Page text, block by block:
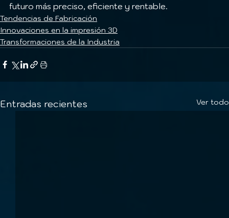
futuro más preciso, eficiente y rentable.
Tendencias de Fabricación
Innovaciones en la impresión 3D
Transformaciones de la Industria
Entradas recientes Ver todo